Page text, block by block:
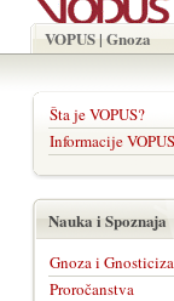
VOPUS | Gnoza
Šta je VOPUS?
Informacije VOPUS
Nauka i Spoznaja
Gnoza i
Proročanstva